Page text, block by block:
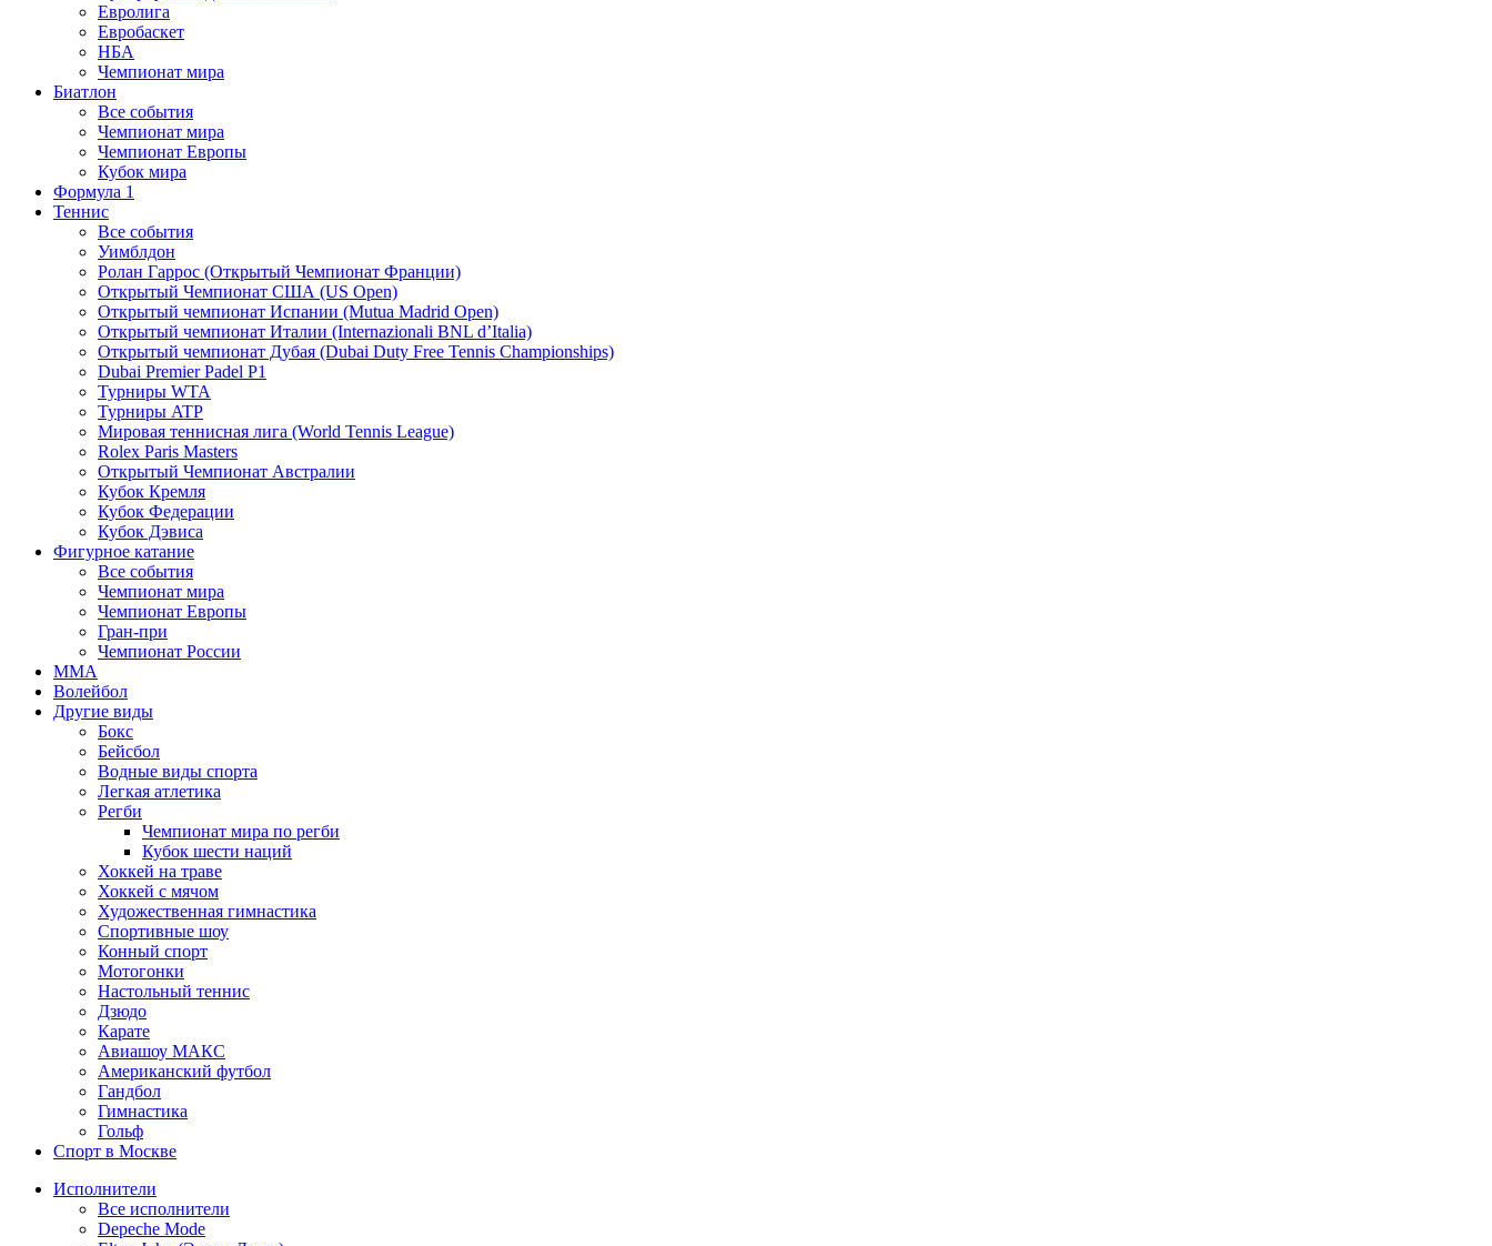
Евролига
Евробаскет
НБА
Чемпионат мира
Биатлон
Все события
Чемпионат мира
Чемпионат Европы
Кубок мира
Формула 1
Теннис
Все события
Уимблдон
Ролан Гаррос (Открытый Чемпионат Франции)
Открытый Чемпионат США (US Open)
Открытый чемпионат Испании (Mutua Madrid Open)
Открытый чемпионат Италии (Internazionali BNL d’Italia)
Открытый чемпионат Дубая (Dubai Duty Free Tennis Championships)
Dubai Premier Padel P1
Турниры WTA
Турниры ATP
Мировая теннисная лига (World Tennis League)
Rolex Paris Masters
Открытый Чемпионат Австралии
Кубок Кремля
Кубок Федерации
Кубок Дэвиса
Фигурное катание
Все события
Чемпионат мира
Чемпионат Европы
Гран-при
Чемпионат России
MMA
Волейбол
Другие виды
Бокс
Бейсбол
Водные виды спорта
Легкая атлетика
Регби
Чемпионат мира по регби
Кубок шести наций
Хоккей на траве
Хоккей с мячом
Художественная гимнастика
Спортивные шоу
Конный спорт
Мотогонки
Настольный теннис
Дзюдо
Карате
Авиашоу МАКС
Американский футбол
Гандбол
Гимнастика
Гольф
Спорт в Москве
Исполнители
Все исполнители
Depeche Mode